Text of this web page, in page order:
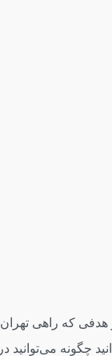
که راهی تهران
چگونه